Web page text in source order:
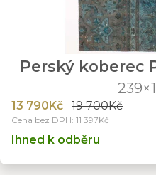
Perský koberec
13 790Kč 19 700Kč
Cena bez DPH: 11 397Kč
Ihned k odběru